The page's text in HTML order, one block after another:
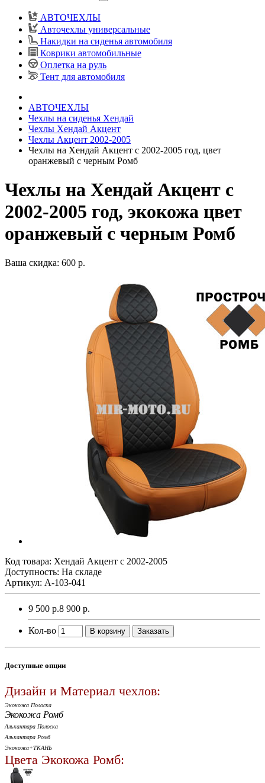
АВТОЧЕХЛЫ
Авточехлы универсальные
Накидки на сиденья автомобиля
Коврики автомобильные
Оплетка на руль
Тент для автомобиля
АВТОЧЕХЛЫ
Чехлы на сиденья Хендай
Чехлы Хендай Акцент
Чехлы Акцент 2002-2005
Чехлы на Хендай Акцент с 2002-2005 год, цвет
оранжевый с черным Ромб
Чехлы на Хендай Акцент с
2002-2005 год, экокожа цвет
оранжевый с черным Ромб
Ваша скидка: 600 р.
Код товара: Хендай Акцент с 2002-2005
Доступность: На складе
Артикул: A-103-041
9 500 р.8 900 р.
Кол-во В корзину Заказать
Доступные опции
Дизайн и Материал чехлов:
Экокожа Полоска
Экокожа Ромб
Алькантара Полоска
Алькантара Ромб
Экокожа+ТКАНЬ
Цвета Экокожа Ромб: